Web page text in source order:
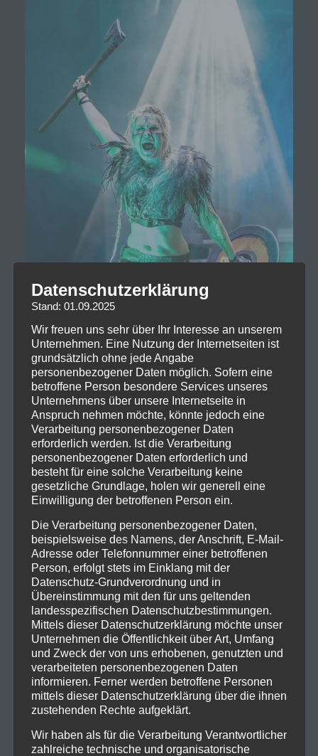
Datenschutzerklärung
Stand: 01.09.2025
Wir freuen uns sehr über Ihr Interesse an unserem
Unternehmen. Eine Nutzung der Internetseiten ist
grundsätzlich ohne jede Angabe
personenbezogener Daten möglich. Sofern eine
betroffene Person besondere Services unseres
Unternehmens über unsere Internetseite in
Anspruch nehmen möchte, könnte jedoch eine
Verarbeitung personenbezogener Daten
erforderlich werden. Ist die Verarbeitung
personenbezogener Daten erforderlich und
besteht für eine solche Verarbeitung keine
gesetzliche Grundlage, holen wir generell eine
Einwilligung der betroffenen Person ein.
Die Verarbeitung personenbezogener Daten,
beispielsweise des Namens, der Anschrift, E-Mail-
Adresse oder Telefonnummer einer betroffenen
Person, erfolgt stets im Einklang mit der
Datenschutz-Grundverordnung und in
Übereinstimmung mit den für uns geltenden
landesspezifischen Datenschutzbestimmungen.
Mittels dieser Datenschutzerklärung möchte unser
Unternehmen die Öffentlichkeit über Art, Umfang
und Zweck der von uns erhobenen, genutzten und
verarbeiteten personenbezogenen Daten
informieren. Ferner werden betroffene Personen
mittels dieser Datenschutzerklärung über die ihnen
zustehenden Rechte aufgeklärt.
Wir haben als für die Verarbeitung Verantwortlicher
zahlreiche technische und organisatorische